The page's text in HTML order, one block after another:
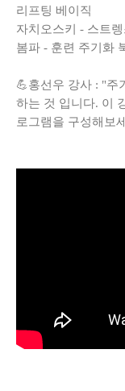
리프팅 베이직
자치오스키 - 스트
봄파 - 훈련 주기화
💪홍선우 강사 : "주
하는 것 입니다. 이
로그램을 구성해보